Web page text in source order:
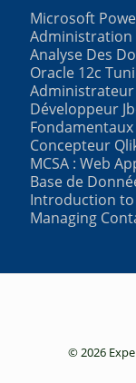
Microsoft
Administration
Analyse Des
Oracle 12c
Administrateur
Développeur
Fondamentaux
Concepteur
MCSA : Web
Base de
Introduction to
Managing
© 2026